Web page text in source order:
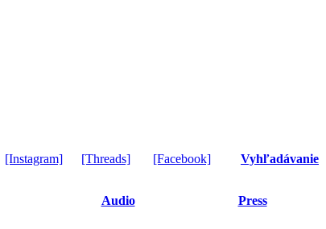
[Instagram] [Threads] [Facebook] Vyhľadávanie
Audio Press